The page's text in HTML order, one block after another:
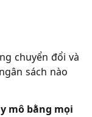
chuyển đổi và
sách nào
mô bằng mọi